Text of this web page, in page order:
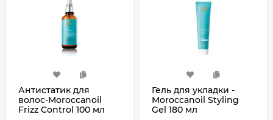
Антистатик для
волос-Moroccanoil
Frizz Control 100 мл
Гель для укладки -
Moroccanoil Styling
Gel 180 мл